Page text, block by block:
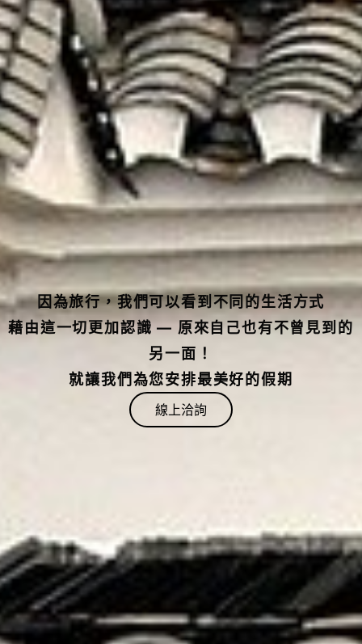
因為旅行，我們可以看到不同的生活方式
藉由這一切更加認識 — 原來自己也有不曾見到的
另一面！
就讓我們為您安排最美好的假期
線上洽詢